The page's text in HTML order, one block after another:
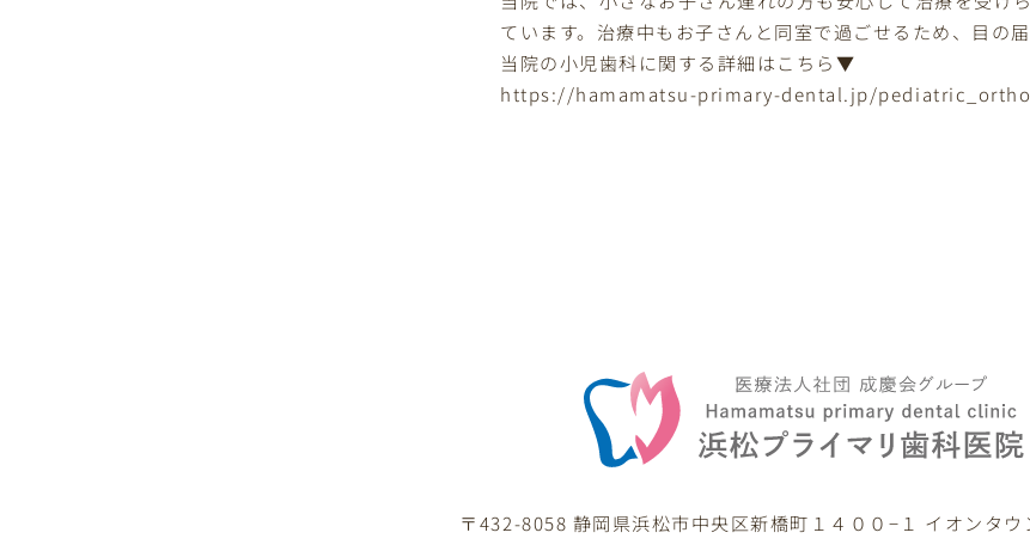
ています。治療中もお子さんと同室で過ごせるため、目の
当院の小児歯科に関する詳細はこちら▼
https://hamamatsu-primary-dental.jp/
〒432-8058 静岡県浜松市中央区新橋町 １４００−１ イオンタ